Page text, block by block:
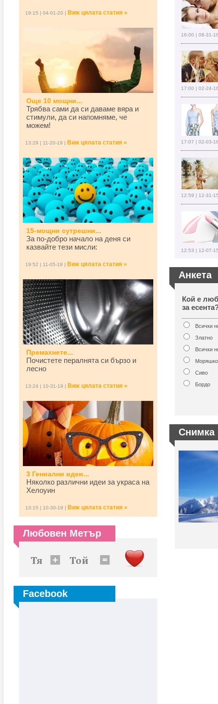
19:15 | 04-01-20 | Виж цялата статия »
Още 10 мощни...
Трябва сами да си даваме вяра и
стимули, да си напомняме, че
можем!
13:29 | 11-20-19 | Виж цялата статия »
15-мощни сутрешни...
За по-добро начало на деня си
казвайте тези мисли:
19:52 | 11-05-19 | Виж цялата статия »
Премахнете...
Почистете пералнята си бързо и
лесно
13:24 | 10-31-19 | Виж цялата статия »
3 Гениални идеи...
Няколко различни идеи за украса на
Хелоуин
13:15 | 10-30-19 | Виж цялата статия »
Любовен Метър
Facebook
16:00 | 08-31-
17:00 | 02-24-
17:07 | 02-03-
12:59 | 12-31-
12:53 | 12-07-
Анкета
Кой е
за
Всички
Златно
Всички
Сиво
Бордо
Снимка